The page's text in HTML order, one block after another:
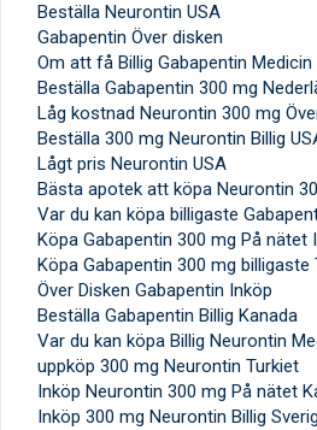
Beställa Neurontin USA
Gabapentin Över disken
Om att få Billig Gabapentin Medicin
Beställa Gabapentin 300 mg
Låg kostnad Neurontin 300 mg
Beställa 300 mg Neurontin Billig
Lågt pris Neurontin USA
Bästa apotek att köpa Neurontin
Var du kan köpa billigaste
Köpa Gabapentin 300 mg På nätet
Köpa Gabapentin 300 mg billigaste
Över Disken Gabapentin Inköp
Beställa Gabapentin Billig Kanada
Var du kan köpa Billig Neurontin
uppköp 300 mg Neurontin Turkiet
Inköp Neurontin 300 mg På nätet
Inköp 300 mg Neurontin Billig